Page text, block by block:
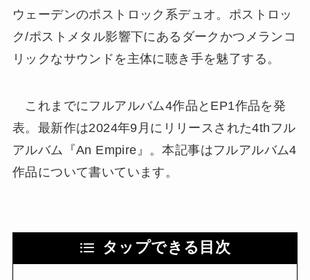
ウェーデンのポストロック系デュオ。ポストロッ
ク/ポストメタル影響下にあるダークかつメランコ
リックなサウンドを主体に聴き手を魅了する。
これまでにフルアルバム4作品とEP1作品を発
表。最新作は2024年9月にリリースされた4thフル
アルバム『An Empire』。本記事はフルアルバム4
作品について書いています。
タップできる目次